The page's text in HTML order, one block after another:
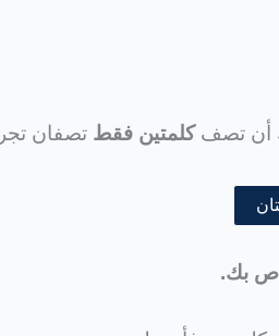
أن تصفكلمتين فقط تصفان